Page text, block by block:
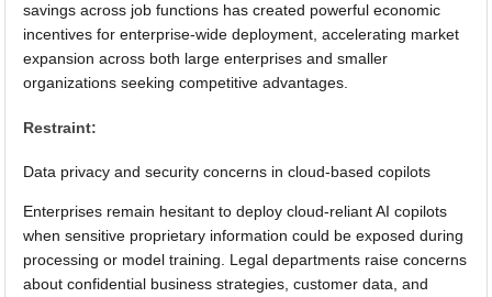
savings across job functions has created powerful economic
incentives for enterprise-wide deployment, accelerating market
expansion across both large enterprises and smaller
organizations seeking competitive advantages.
Restraint:
Data privacy and security concerns in cloud-based copilots
Enterprises remain hesitant to deploy cloud-reliant AI copilots
when sensitive proprietary information could be exposed during
processing or model training. Legal departments raise concerns
about confidential business strategies, customer data, and